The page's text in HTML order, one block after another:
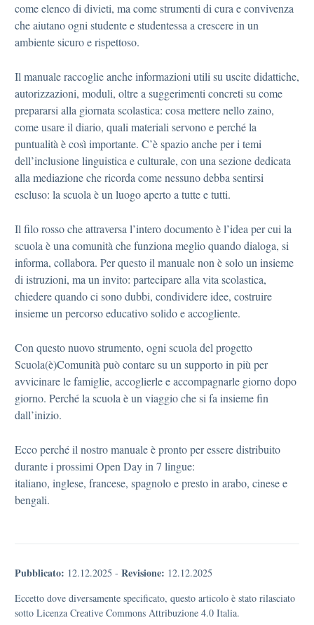
come elenco di divieti, ma come strumenti di cura e convivenza
che aiutano ogni studente e studentessa a crescere in un
ambiente sicuro e rispettoso.
Il manuale raccoglie anche informazioni utili su uscite didattiche,
autorizzazioni, moduli, oltre a suggerimenti concreti su come
prepararsi alla giornata scolastica: cosa mettere nello zaino,
come usare il diario, quali materiali servono e perché la
puntualità è così importante. C’è spazio anche per i temi
dell’inclusione linguistica e culturale, con una sezione dedicata
alla mediazione che ricorda come nessuno debba sentirsi
escluso: la scuola è un luogo aperto a tutte e tutti.
Il filo rosso che attraversa l’intero documento è l’idea per cui la
scuola è una comunità che funziona meglio quando dialoga, si
informa, collabora. Per questo il manuale non è solo un insieme
di istruzioni, ma un invito: partecipare alla vita scolastica,
chiedere quando ci sono dubbi, condividere idee, costruire
insieme un percorso educativo solido e accogliente.
Con questo nuovo strumento, ogni scuola del progetto
Scuola(è)Comunità può contare su un supporto in più per
avvicinare le famiglie, accoglierle e accompagnarle giorno dopo
giorno. Perché la scuola è un viaggio che si fa insieme fin
dall’inizio.
Ecco perché il nostro manuale è pronto per essere distribuito
durante i prossimi Open Day in 7 lingue:
italiano, inglese, francese, spagnolo e presto in arabo, cinese e
bengali.
Pubblicato: 12.12.2025 - Revisione: 12.12.2025
Eccetto dove diversamente specificato, questo articolo è stato rilasciato
sotto Licenza Creative Commons Attribuzione 4.0 Italia.